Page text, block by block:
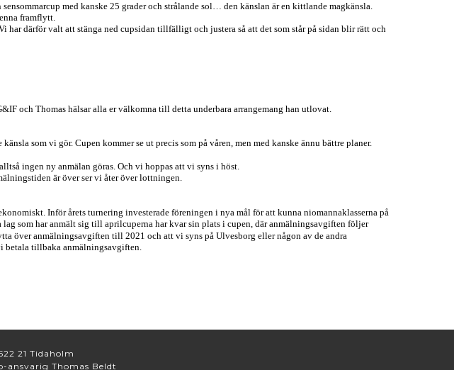
med kanske 25 grader och strålande sol… den känslan är en kittlande magkänsla.
framflytt.
har därför valt att stänga ned cupsidan tillfälligt och justera så att det som står på sidan blir rätt och
och Thomas hälsar alla er välkomna till detta underbara arrangemang han utlovat.
som vi gör. Cupen kommer se ut precis som på våren, men med kanske ännu bättre planer.
ingen ny anmälan göras. Och vi hoppas att vi syns i höst.
är över ser vi åter över lottningen.
Inför årets turnering investerade föreningen i nya mål för att kunna niomannaklasserna på
som har anmält sig till aprilcuperna har kvar sin plats i cupen, där anmälningsavgiften följer
över anmälningsavgiften till 2021 och att vi syns på Ulvesborg eller någon av de andra
betala tillbaka anmälningsavgiften.
21 Tidaholm
Thomas Beldt